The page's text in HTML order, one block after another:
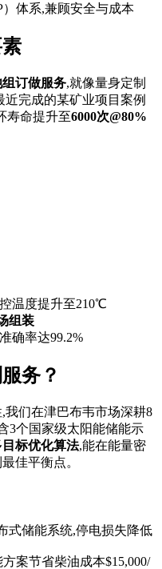
体系,兼顾安全与成本
订做服务,就像量身定制
完成的某矿业项目案例
寿命提升至6000次@80%
温度提升至210℃
组装
确率达99.2%
务？
我们在津巴布韦市场深耕8
3个国家级太阳能储能示
目标优化算法,能在能量密
佳平衡点。
式储能系统,停电损失降低
案节省柴油成本$15,000/